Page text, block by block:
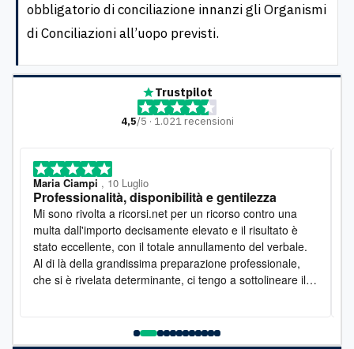
obbligatorio di conciliazione innanzi gli Organismi
di Conciliazioni all’uopo previsti.
Trustpilot
4,5/5 · 1.021 recensioni
Maria Ciampi , 10 Luglio
Professionalità, disponibilità e gentilezza
Mi sono rivolta a ricorsi.net per un ricorso contro una
multa dall'importo decisamente elevato e il risultato è
stato eccellente, con il totale annullamento del verbale.
Al di là della grandissima preparazione professionale,
che si è rivelata determinante, ci tengo a sottolineare il